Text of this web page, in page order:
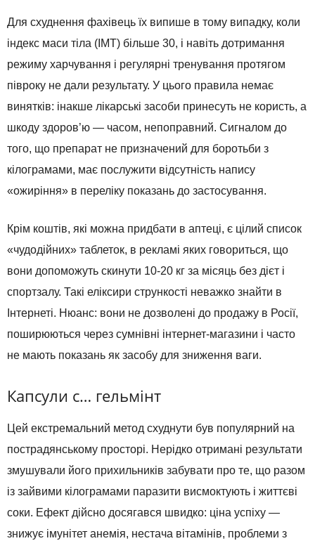
Для схуднення фахівець їх випише в тому випадку, коли
індекс маси тіла (ІМТ) більше 30, і навіть дотримання
режиму харчування і регулярні тренування протягом
півроку не дали результату. У цього правила немає
винятків: інакше лікарські засоби принесуть не користь, а
шкоду здоров’ю — часом, непоправний. Сигналом до
того, що препарат не призначений для боротьби з
кілограмами, має послужити відсутність напису
«ожиріння» в переліку показань до застосування.
Крім коштів, які можна придбати в аптеці, є цілий список
«чудодійних» таблеток, в рекламі яких говориться, що
вони допоможуть скинути 10-20 кг за місяць без дієт і
спортзалу. Такі еліксири стрункості неважко знайти в
Інтернеті. Нюанс: вони не дозволені до продажу в Росії,
поширюються через сумнівні інтернет-магазини і часто
не мають показань як засобу для зниження ваги.
Капсули с… гельмінт
Цей екстремальний метод схуднути був популярний на
пострадянському просторі. Нерідко отримані результати
змушували його прихильників забувати про те, що разом
із зайвими кілограмами паразити висмоктують і життєві
соки. Ефект дійсно досягався швидко: ціна успіху —
знижує імунітет анемія, нестача вітамінів, проблеми з